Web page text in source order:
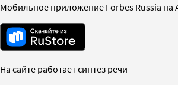
Мобильное приложение Forbes Russia на
На сайте работает синтез речи